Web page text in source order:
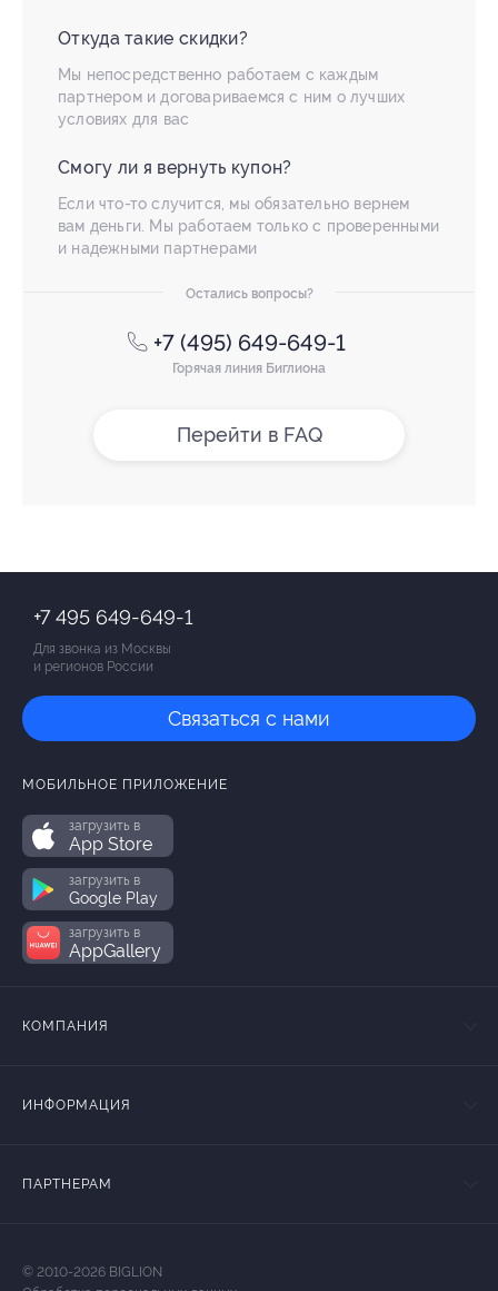
Откуда такие скидки?
Мы непосредственно работаем с каждым
партнером и договариваемся с ним о лучших
условиях для вас
Смогу ли я вернуть купон?
Если что-то случится, мы обязательно вернем
вам деньги. Мы работаем только с проверенными
и надежными партнерами
Остались вопросы?
+7 (495) 649-649-1
Горячая линия Биглиона
Перейти в FAQ
+7 495 649-649-1
Для звонка из Москвы
и регионов России
Связаться с нами
МОБИЛЬНОЕ ПРИЛОЖЕНИЕ
загрузить в
App Store
загрузить в
Google Play
загрузить в
AppGallery
КОМПАНИЯ
ИНФОРМАЦИЯ
ПАРТНЕРАМ
© 2010-2026 BIGLION